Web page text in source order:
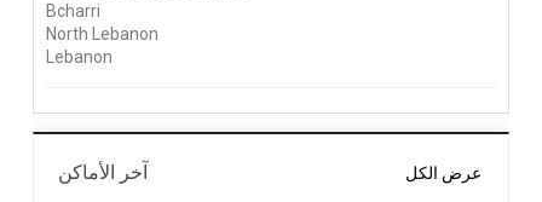
Bcharri
North Lebanon
Lebanon
آخر الأماكن عرض الكل